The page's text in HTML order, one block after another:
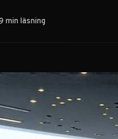
min läsning